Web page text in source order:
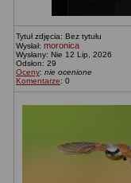
Tytuł zdjęcia: Bez tytułu
Wysłał: moronica
Wysłany: Nie 12 Lip, 2026
Odsłon: 29
Oceny: nie ocenione
Komentarze: 0